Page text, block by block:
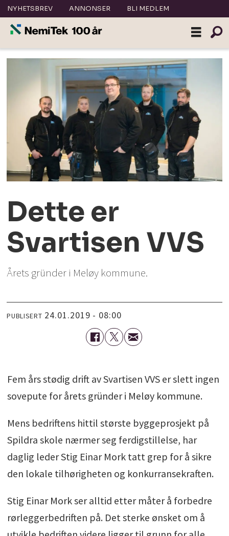
NYHETSBREV ANNONSER BLI MEDLEM
Dette er
Svartisen VVS
Årets gründer i Meløy kommune.
PUBLISERT 24.01.2019 - 08:00
Fem års stødig drift av Svartisen VVS er slett ingen
sovepute for årets gründer i Meløy kommune.
Mens bedriftens hittil største byggeprosjekt på
Spildra skole nærmer seg ferdigstillelse, har
daglig leder Stig Einar Mork tatt grep for å sikre
den lokale tilhørigheten og konkurransekraften.
Stig Einar Mork ser alltid etter måter å forbedre
rørleggerbedriften på. Det sterke ønsket om å